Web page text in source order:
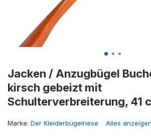
Jacken / Anzugbügel
kirsch gebeizt mit
Schulterverbreiterung, 41
Marke: Der Kleiderbügelriese Alles